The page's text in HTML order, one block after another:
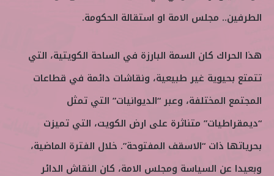
الطرفين.. مجلس الامة او استقالة الحكومة.
هذا الحراك كان السمة البارزة في الساحة الكويتية، التي
تتمتع بحيوية غير طبيعية، ونقاشات دائمة في قطاعات
المجتمع المختلفة، وعبر “الديوانيات” التي تمثل
“ديمقراطيات” متناثرة على ارض الكويت، التي تميزت
بحرياتها ذات “الاسقف المفتوحة”. خلال الفترة الماضية،
وبعيدا عن السياسة ومجلس الامة، كان النقاش الدائر